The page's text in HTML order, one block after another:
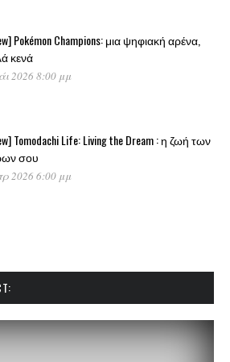
Pokémon Champions: μια ψηφιακή αρένα,
κενά
2026 8:00 μμ
Tomodachi Life: Living the Dream : η ζωή των
σου
2026 6:00 μμ